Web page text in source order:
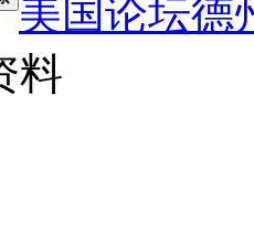
美国论坛德
料